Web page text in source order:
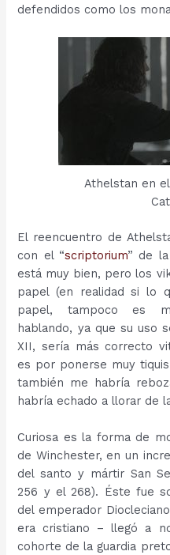
defendidos como los
Athelstan en
El reencuentro de
con el “scriptorium” de
está muy bien, pero los
papel (en realidad si lo
papel, tampoco es
hablando, ya que su uso
XII, sería más correcto
es por ponerse muy
también me habría
habría echado a llorar de
Curiosa es la forma de
de Winchester, en un
del santo y mártir San
256 y el 268). Éste fue
del emperador
era cristiano – llegó a
cohorte de la guardia